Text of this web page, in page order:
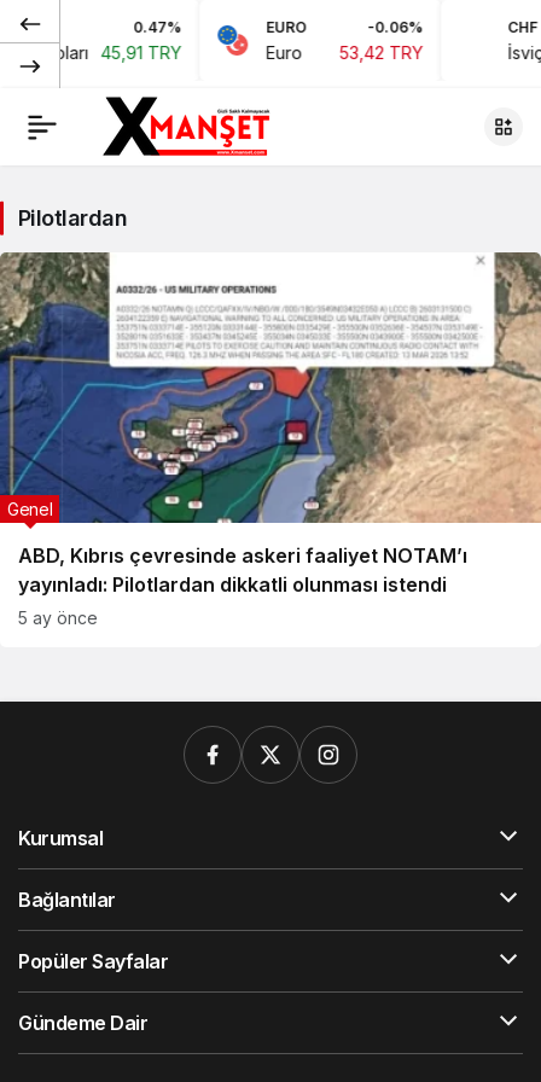
0.47%
Doları 45,91 TRY
EURO -0.06%
Euro 53,42 TRY
CHF
Pilotlardan
ABD, Kıbrıs çevresinde askeri faaliyet NOTAM’ı
yayınladı: Pilotlardan dikkatli olunması istendi
Genel
5 ay önce
Kurumsal
Bağlantılar
Popüler Sayfalar
Gündeme Dair